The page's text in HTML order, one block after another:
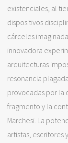
existenciales, al
dispositivos
cárceles
innovadora
arquitecturas
resonancia
provocadas por la
fragmento y la
Marchesi. La
artistas, escritores